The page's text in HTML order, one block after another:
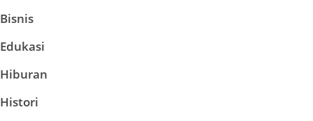
Bisnis
Edukasi
Hiburan
Histori